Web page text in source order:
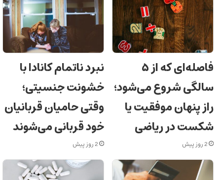
فاصله‌ای که از ۵
سالگی شروع می‌شود؛
راز پنهان موفقیت یا
شکست در ریاضی
2 روز پیش
نبرد ناتمام کانادا با
خشونت جنسیتی؛
وقتی حامیان قربانیان
خود قربانی می‌شوند
2 روز پیش